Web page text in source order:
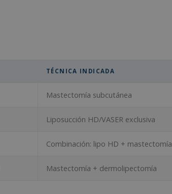
TÉCNICA INDICADA
Mastectomía subcutánea
Liposucción HD/VASER exclusiva
Combinación: lipo HD + mastectomía
Mastectomía + dermolipectomía